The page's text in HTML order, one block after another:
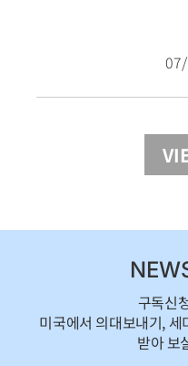
구독신
미국에서 의대보내기,
받아 보